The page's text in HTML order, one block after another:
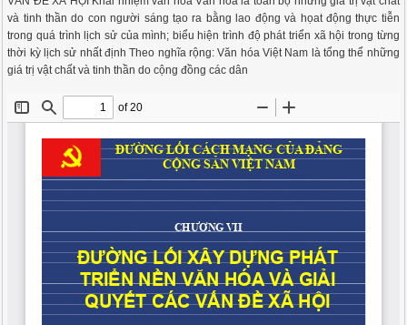
và tinh thần do con người sáng tạo ra bằng lao động và họat động thực tiễn
trong quá trình lịch sử của mình; biểu hiện trình độ phát triển xã hội trong từng
thời kỳ lịch sử nhất định Theo nghĩa rộng: Văn hóa Việt Nam là tổng thể những
giá trị vật chất và tinh thần do cộng đồng các dân